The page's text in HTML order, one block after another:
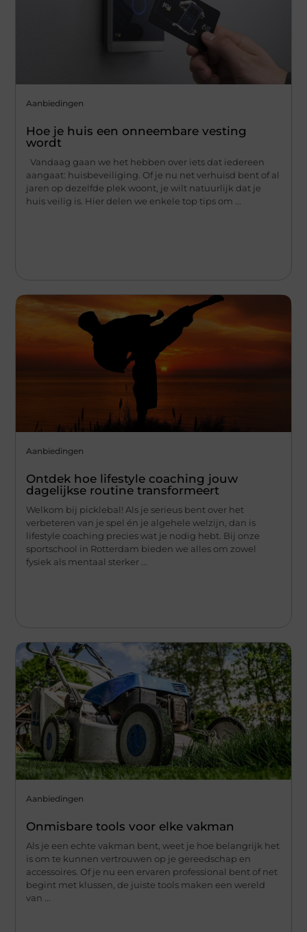
Aanbiedingen
Hoe je huis een onneembare vesting
wordt
Vandaag gaan we het hebben over iets dat iedereen
aangaat: huisbeveiliging. Of je nu net verhuisd bent of al
jaren op dezelfde plek woont, je wilt natuurlijk dat je
huis veilig is. Hier delen we enkele top tips om ...
Aanbiedingen
Ontdek hoe lifestyle coaching jouw
dagelijkse routine transformeert
Welkom bij picklebal! Als je serieus bent over het
verbeteren van je spel én je algehele welzijn, dan is
lifestyle coaching precies wat je nodig hebt. Bij onze
sportschool in Rotterdam bieden we alles om zowel
fysiek als mentaal sterker ...
Aanbiedingen
Onmisbare tools voor elke vakman
Als je een echte vakman bent, weet je hoe belangrijk het
is om te kunnen vertrouwen op je gereedschap en
accessoires. Of je nu een ervaren professional bent of net
begint met klussen, de juiste tools maken een wereld
van ...